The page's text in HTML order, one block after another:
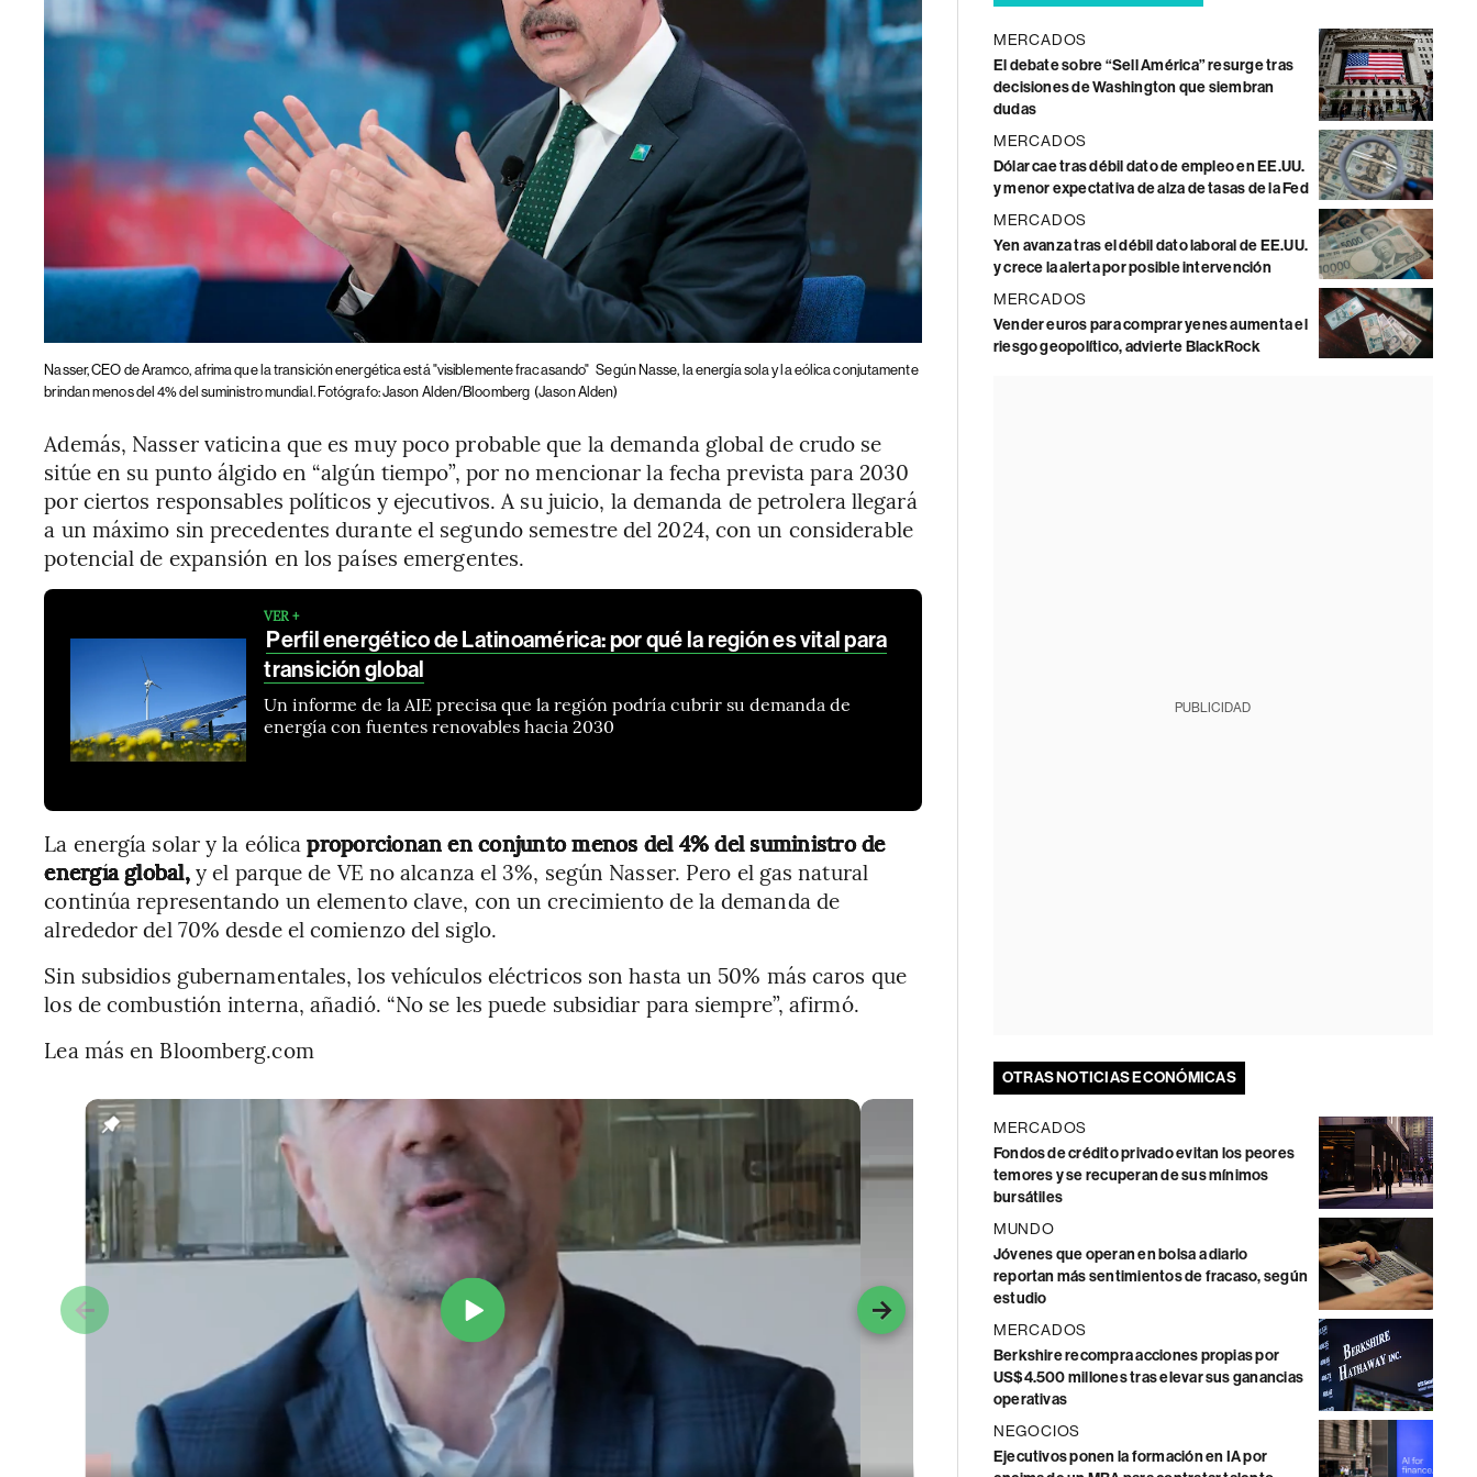
Nasser, CEO de Aramco, afrima que la transición energética está "visiblemente fracasando" Según Nasse, la energía sola y la eólica conjutamente
brindan menos del 4% del suministro mundial. Fotógrafo: Jason Alden/Bloomberg (Jason Alden)
Además, Nasser vaticina que es muy poco probable que la demanda global de crudo se
sitúe en su punto álgido en “algún tiempo”, por no mencionar la fecha prevista para 2030
por ciertos responsables políticos y ejecutivos. A su juicio, la demanda de petrolera llegará
a un máximo sin precedentes durante el segundo semestre del 2024, con un considerable
potencial de expansión en los países emergentes.
VER +
Perfil energético de Latinoamérica: por qué la región es vital para
transición global
Un informe de la AIE precisa que la región podría cubrir su demanda de
energía con fuentes renovables hacia 2030
La energía solar y la eólica proporcionan en conjunto menos del 4% del suministro de
energía global,y el parque de VE no alcanza el 3%, según Nasser. Pero el gas natural
continúa representando un elemento clave, con un crecimiento de la demanda de
alrededor del 70% desde el comienzo del siglo.
Sin subsidios gubernamentales, los vehículos eléctricos son hasta un 50% más caros que
los de combustión interna, añadió. “No se les puede subsidiar para siempre”, afirmó.
Lea más en Bloomberg.com
MERCADOS
El debate sobre “Sell América” resurge tras
decisiones de Washington que siembran
dudas
MERCADOS
Dólar cae tras débil dato de empleo en EE.UU.
y menor expectativa de alza de tasas de la Fed
MERCADOS
Yen avanza tras el débil dato laboral de EE.UU.
y crece la alerta por posible intervención
MERCADOS
Vender euros para comprar yenes aumenta el
riesgo geopolítico, advierte BlackRock
PUBLICIDAD
OTRAS NOTICIAS ECONÓMICAS
MERCADOS
Fondos de crédito privado evitan los peores
temores y se recuperan de sus mínimos
bursátiles
MUNDO
Jóvenes que operan en bolsa a diario
reportan más sentimientos de fracaso, según
estudio
MERCADOS
Berkshire recompra acciones propias por
US$4.500 millones tras elevar sus ganancias
operativas
NEGOCIOS
Ejecutivos ponen la formación en IA por